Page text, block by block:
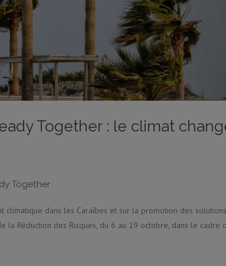
Together : le climat
Together
climatique dans les Caraïbes et sur la promotion des
la Réduction des Risques, du 6 au 19 octobre, dans le cadre